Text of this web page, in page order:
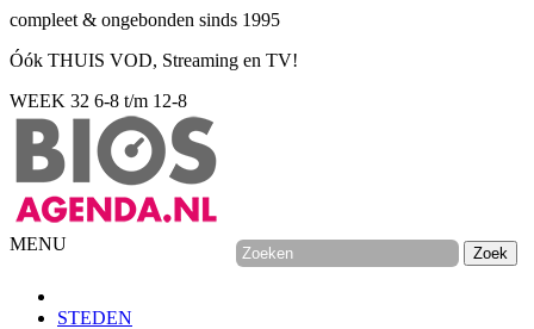
compleet & ongebonden sinds 1995
Óók THUIS VOD, Streaming en TV!
WEEK 32 6-8 t/m 12-8
MENU
STEDEN